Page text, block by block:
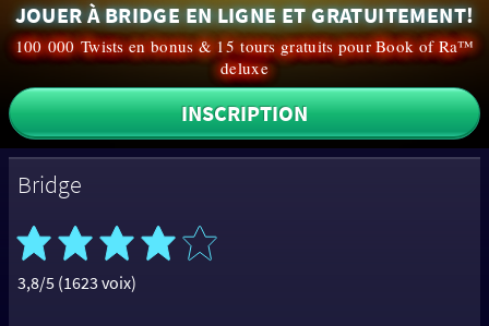
JOUER À BRIDGE EN LIGNE ET GRATUITEMENT!
100 000 Twists en bonus & 15 tours gratuits pour Book of Ra™
deluxe
INSCRIPTION
Bridge
3,8/5 (1623 voix)